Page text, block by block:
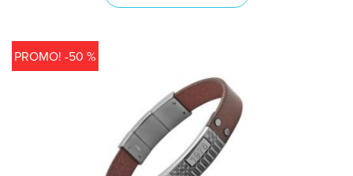
PROMO! -50 %